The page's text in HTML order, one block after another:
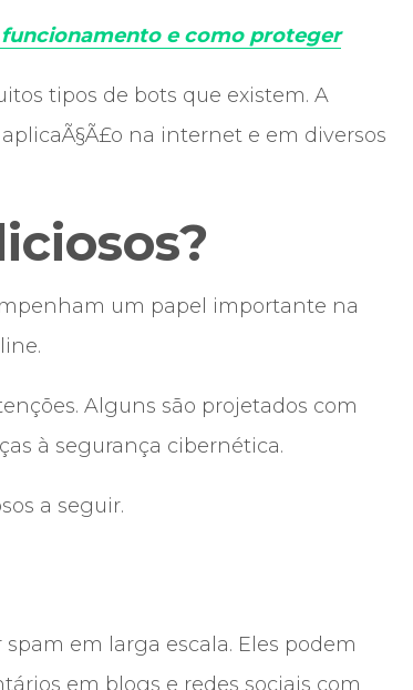
e como proteger
tipos de bots que existem. A
na internet e em diversos
um papel importante na
Alguns são projetados com
à segurança cibernética.
a seguir.
em larga escala. Eles podem
em blogs e redes sociais com